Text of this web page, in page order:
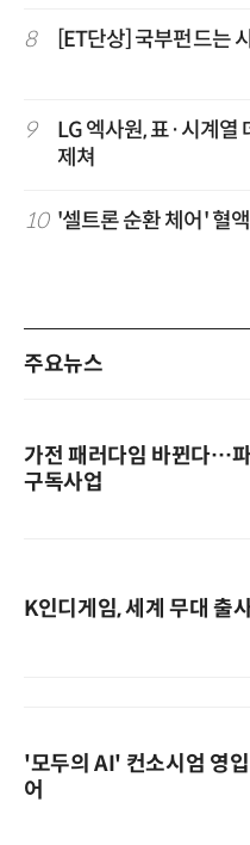
8 [ET단상] 국부펀드는
9
LG 엑사원, 표·시계열
제쳐
10 '셀트론 순환 체어' 혈
주요뉴스
가전 패러다임 바뀐다…
구독사업
K인디게임, 세계 무대 출
'모두의 AI' 컨소시엄 영
어